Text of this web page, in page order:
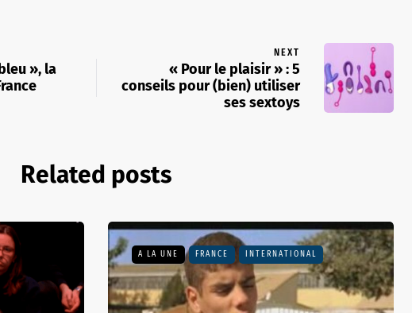
», la
NEXT
« Pour le plaisir » : 5
conseils pour (bien) utiliser
ses sextoys
Related posts
A LA UNE FRANCE INTERNATIONAL